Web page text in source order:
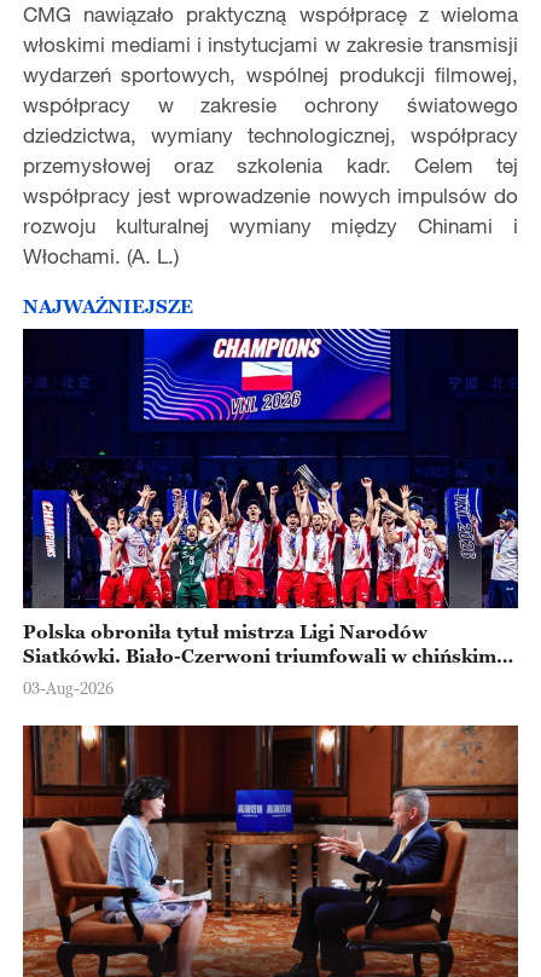
CMG nawiązało praktyczną współpracę z wieloma
włoskimi mediami i instytucjami w zakresie transmisji
wydarzeń sportowych, wspólnej produkcji filmowej,
współpracy w zakresie ochrony światowego
dziedzictwa, wymiany technologicznej, współpracy
przemysłowej oraz szkolenia kadr. Celem tej
współpracy jest wprowadzenie nowych impulsów do
rozwoju kulturalnej wymiany między Chinami i
Włochami. (A. L.)
NAJWAŻNIEJSZE
Polska obroniła tytuł mistrza Ligi Narodów
Siatkówki. Biało-Czerwoni triumfowali w chińskim
Ningbo
03-Aug-2026